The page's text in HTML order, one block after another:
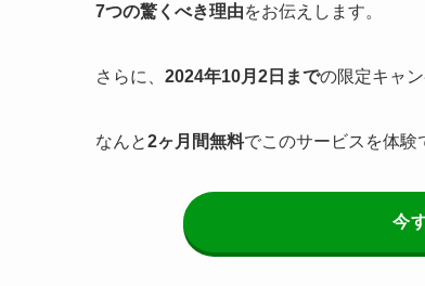
7つの驚くべき理由をお伝えします。
さらに、 2024年10月2日までの限定キャン
なんと2ヶ月間無料でこのサービスを体験
今